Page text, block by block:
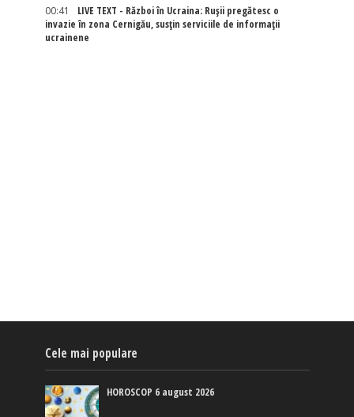
00:41
LIVE TEXT - Război în Ucraina: Rușii pregătesc o
invazie în zona Cernigău, susțin serviciile de informații
ucrainene
Cele mai populare
HOROSCOP 6 august 2026